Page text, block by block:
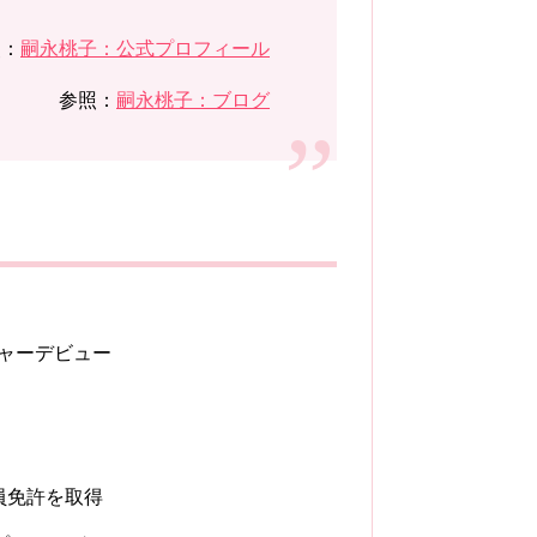
嗣永桃子：公式プロフィール
参照： 嗣永桃子：ブログ
ーデビュー
免許を取得